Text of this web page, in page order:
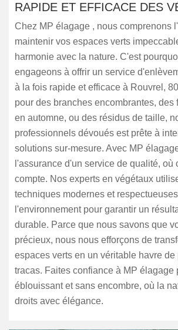
RAPIDE ET EFFICACE DES
Chez MP élagage , nous comprenons
maintenir vos espaces verts
harmonie avec la nature. C'est
engageons à offrir un service
à la fois rapide et efficace à Rouvrel,
pour des branches encombrantes, des
en automne, ou des résidus de taille,
professionnels dévoués est prête à
solutions sur-mesure. Avec MP
l'assurance d'un service de qualité, où
compte. Nos experts en végétaux
techniques modernes et
l'environnement pour garantir un
durable. Parce que nous savons que
précieux, nous nous efforçons de
espaces verts en un véritable havre de
tracas. Faites confiance à MP élagage
éblouissant et sans encombre, où la
droits avec élégance.